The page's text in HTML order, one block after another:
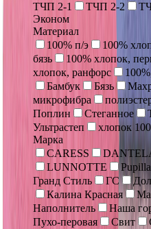
ТЧП 2-1
ТЧП 2-2
Эконом
Материал
100% п/э
100%
бязь
100% хлопок,
хлопок, ранфорс
Бамбук
Бязь
микрофибра
Поплин
Стеганное
Ультрастеп
хлопок
Марка
CARESS
LUNNOTTE
Гранд Стиль
ГС
Калина Красная
Наполнитель
Наша
Пухо-перовая
Свит